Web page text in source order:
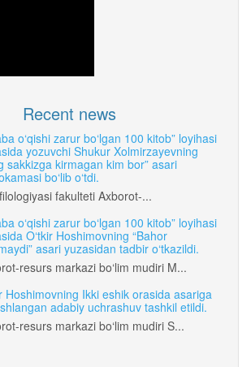
Recent news
o‘qishi zarur bo‘lgan 100 kitob” loyihasi
yozuvchi Shukur Xolmirzayevning
sakkizga kirmagan kim bor” asari
bo‘lib o‘tdi.
fakulteti Axborot-...
o‘qishi zarur bo‘lgan 100 kitob” loyihasi
O‘tkir Hoshimovning “Bahor
asari yuzasidan tadbir o‘tkazildi.
resurs markazi bo‘lim mudiri M...
Hoshimovning Ikki eshik orasida asariga
adabiy uchrashuv tashkil etildi.
resurs markazi bo‘lim mudiri S...